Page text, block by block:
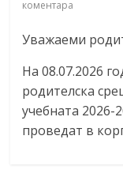
коментара
Уважаеми
На 08.07.2026
родителска
учебната
проведат в